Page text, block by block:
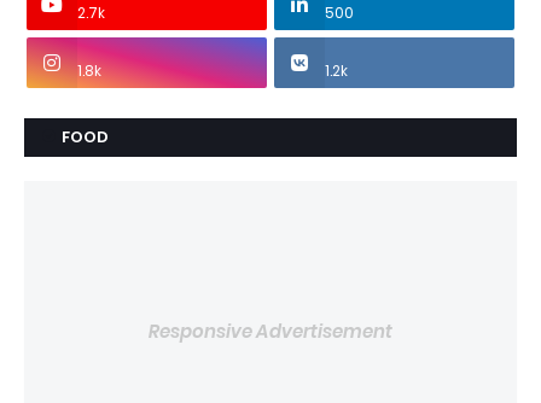
2.7k 500
1.8k 1.2k
FOOD
Responsive Advertisement